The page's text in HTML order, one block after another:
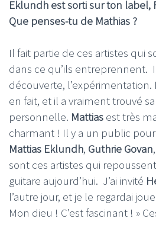
Eklundh est sorti sur ton label,
Que penses-tu de Mathias ?
Il fait partie de ces artistes qui
dans ce qu’ils entreprennent.
découverte, l’expérimentation.
en fait, et il a vraiment trouvé
personnelle. Mattias est très
charmant ! Il y a un public pour
Mattias Eklundh, Guthrie Govan,
sont ces artistes qui
guitare aujourd’hui. J’ai invité
l’autre jour, et je le regardai
Mon dieu ! C’est fascinant ! »